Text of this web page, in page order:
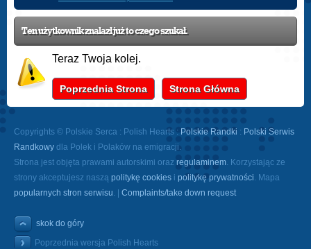
Ten użytkownik znalazł już to czego szukał.
Teraz Twoja kolej.
Poprzednia Strona Strona Główna
Copyrights © Polskie Serca : Polish Hearts : Polskie Randki : Polski Serwis
Randkowy dla Polek i Polaków na emigracji.
Strona jest objęta prawami autorskimi oraz regulaminem. Korzystając ze
strony akceptujesz naszą politykę cookies i politykę prywatności. Mapa
popularnych stron serwisu. | Complaints/take down request
skok do góry
Poprzednia wersja Polish Hearts